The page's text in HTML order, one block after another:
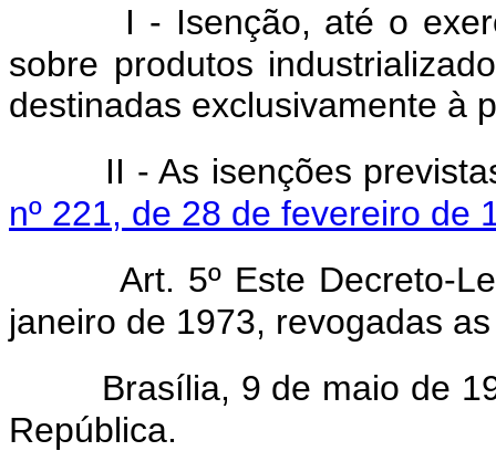
I - Isenção, até o
sobre produtos
destinadas exclusivamente à
II - As isenções
nº 221, de 28 de fevereiro de
Art. 5º Este Decreto-
janeiro de 1973, revogadas
Brasília, 9 de maio de
República.